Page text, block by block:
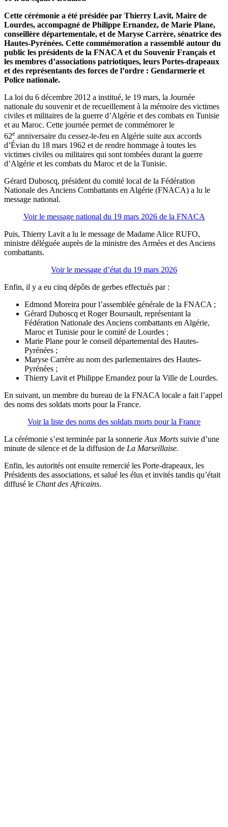
Cette cérémonie a été présidée par Thierry Lavit, Maire de
Lourdes, accompagné de Philippe Ernandez, de Marie Plane,
conseillère départementale, et de Maryse Carrère, sénatrice des
Hautes-Pyrénées. Cette commémoration a rassemblé autour du
public les présidents de la FNACA et du Souvenir Français et
les membres d’associations patriotiques, leurs Portes-drapeaux
et des représentants des forces de l’ordre : Gendarmerie et
Police nationale.
La loi du 6 décembre 2012 a institué, le 19 mars, la Journée
nationale du souvenir et de recueillement à la mémoire des victimes
civiles et militaires de la guerre d’Algérie et des combats en Tunisie
et au Maroc. Cette journée permet de commémorer le
62e anniversaire du cessez-le-feu en Algérie suite aux accords
d’Évian du 18 mars 1962 et de rendre hommage à toutes les
victimes civiles ou militaires qui sont tombées durant la guerre
d’Algérie et les combats du Maroc et de la Tunisie.
Gérard Duboscq, président du comité local de la Fédération
Nationale des Anciens Combattants en Algérie (FNACA) a lu le
message national.
Voir le message national du 19 mars 2026 de la FNACA
Puis, Thierry Lavit a lu le message de Madame Alice RUFO,
ministre déléguée auprès de la ministre des Armées et des Anciens
combattants.
Voir le message d’état du 19 mars 2026
Enfin, il y a eu cinq dépôts de gerbes effectués par :
Edmond Moreira pour l’assemblée générale de la FNACA ;
Gérard Duboscq et Roger Boursault, représentant la
Fédération Nationale des Anciens combattants en Algérie,
Maroc et Tunisie pour le comité de Lourdes ;
Marie Plane pour le conseil départemental des Hautes-
Pyrénées ;
Maryse Carrère au nom des parlementaires des Hautes-
Pyrénées ;
Thierry Lavit et Philippe Ernandez pour la Ville de Lourdes.
En suivant, un membre du bureau de la FNACA locale a fait l’appel
des noms des soldats morts pour la France.
Voir la liste des noms des soldats morts pour la France
La cérémonie s’est terminée par la sonnerie Aux Morts suivie d’une
minute de silence et de la diffusion de La Marseillaise.
Enfin, les autorités ont ensuite remercié les Porte-drapeaux, les
Présidents des associations, et salué les élus et invités tandis qu’était
diffusé le Chant des Africains.